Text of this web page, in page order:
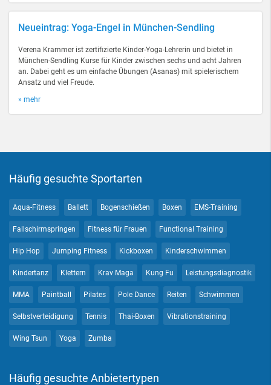
Neueintrag: Yoga-Engel in München-Sendling
Verena Krammer ist zertifizierte Kinder-Yoga-Lehrerin und bietet in
München-Sendling Kurse für Kinder zwischen sechs und acht Jahren
an. Dabei geht es um einfache Übungen (Asanas) mit spielerischem
Ansatz und viel Freude.
» mehr
Häufig gesuchte Sportarten
Aqua-Fitness Ballett Bogenschießen Boxen EMS-Training
Fallschirmspringen Fitness für Frauen Functional Training
Hip Hop Jumping Fitness Kickboxen Kinderschwimmen
Kindertanz Klettern Krav Maga Kung Fu Leistungsdiagnostik
MMA Paintball Pilates Pole Dance Reiten Schwimmen
Selbstverteidigung Tennis Thai-Boxen Vibrationstraining
Wing Tsun Yoga Zumba
Häufig gesuchte Anbietertypen